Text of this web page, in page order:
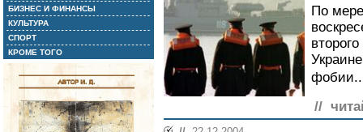
БИЗНЕС И ФИНАНСЫ
КУЛЬТУРА
СПОРТ
КРОМЕ ТОГО
По
//